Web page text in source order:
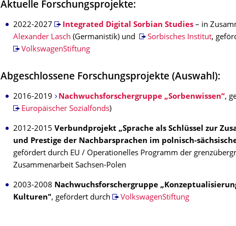
Aktuelle Forschungsprojekte:
2022-2027 Integrated Digital Sorbian Studies– in
Alexander Lasch (Germanistik) und Sorbisches Institut,
VolkswagenStiftung
Abgeschlossene Forschungsprojekte (Auswahl):
2016-2019 Nachwuchsforschergruppe „Sorbenwissen“,
Europäischer Sozialfonds)
2012-2015 Verbundprojekt „Sprache als Schlüssel zur
und Prestige der Nachbarsprachen im polnisch-
gefördert durch EU / Operationelles Programm der
Zusammenarbeit Sachsen-Polen
2003-2008 Nachwuchsforschergruppe
Kulturen", gefördert durch VolkswagenStiftung